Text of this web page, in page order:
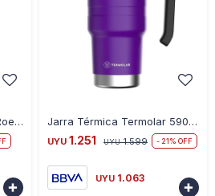
Secarropas Candy 11KG Roe H11A2TCER-ZA

Jarra Térmica Termolar 590 Ml - VIOLETA
UYU 1.251 UYU 1.599 21
UYU 1.063
